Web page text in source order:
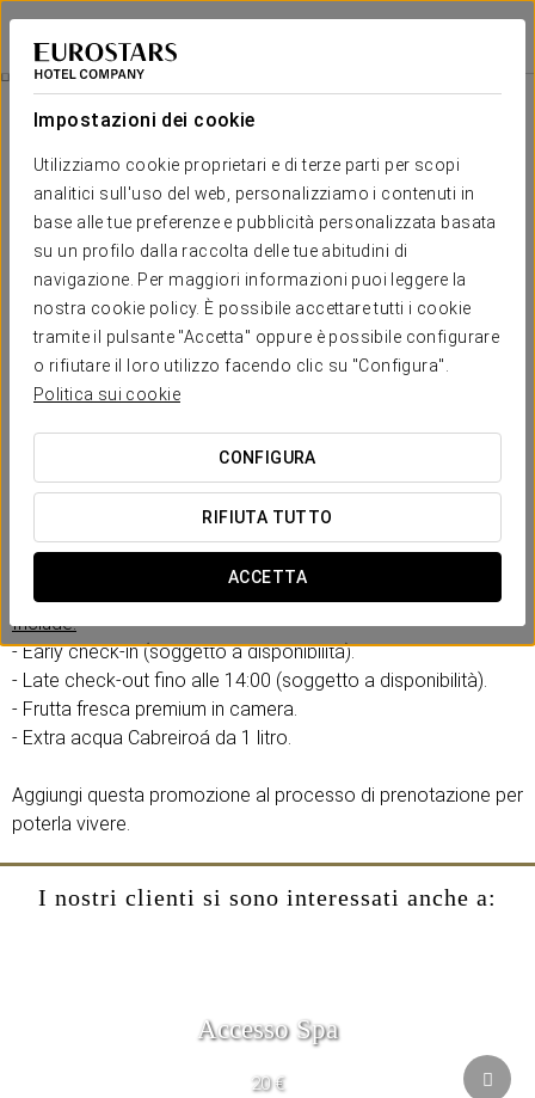
Impostazioni dei cookie
Utilizziamo cookie proprietari e di terze parti per scopi
analitici sull'uso del web, personalizziamo i contenuti in
base alle tue preferenze e pubblicità personalizzata basata
su un profilo dalla raccolta delle tue abitudini di
navigazione. Per maggiori informazioni puoi leggere la
nostra cookie policy. È possibile accettare tutti i cookie
tramite il pulsante "Accetta" oppure è possibile configurare
o rifiutare il loro utilizzo facendo clic su "Configura".
Politica sui cookie
CONFIGURA
RIFIUTA TUTTO
ACCETTA
Eurostars Puerto de Ibiza
IBIZA
Esperienza Comfort
18 €
Esperienza Comfort
Orari flessibili, tutto pensato per adattarsi al tuo programma.
All’Eurostars Puerto de Ibiza, abbiamo creato questa
esperienza comfort pensando alla tua efficienza e comodità.
Senza fretta, senza complicazioni.
Include:
- Early check-in (soggetto a disponibilità).
- Late check-out fino alle 14:00 (soggetto a disponibilità).
- Frutta fresca premium in camera.
- Extra acqua Cabreiroá da 1 litro.
Aggiungi questa promozione al processo di prenotazione per
poterla vivere.
I nostri clienti si sono interessati anche a:
Accesso Spa
20 €